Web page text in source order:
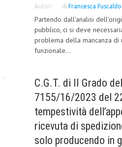
DIRITTO DEL LAVORO
DIRITTO DEL WEB
DIRITTO DELLE IMPRESE IN CRISI
SICUREZZA SUL LAVORO
DIRITTO TRIBUTARIO
FISCALITÀ INTERNAZIONALE
Autori di Francesca Fuscaldo
Partendo dall’analisi
pubblico, ci si deve
problema della mancanza
funzionale...
C.G.T. di II Grado
7155/16/2023 del
tempestività
ricevuta di
solo producendo in